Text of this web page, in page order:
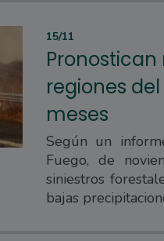
15/11
regiones
meses
Según un
Fuego, de
siniestros
bajas